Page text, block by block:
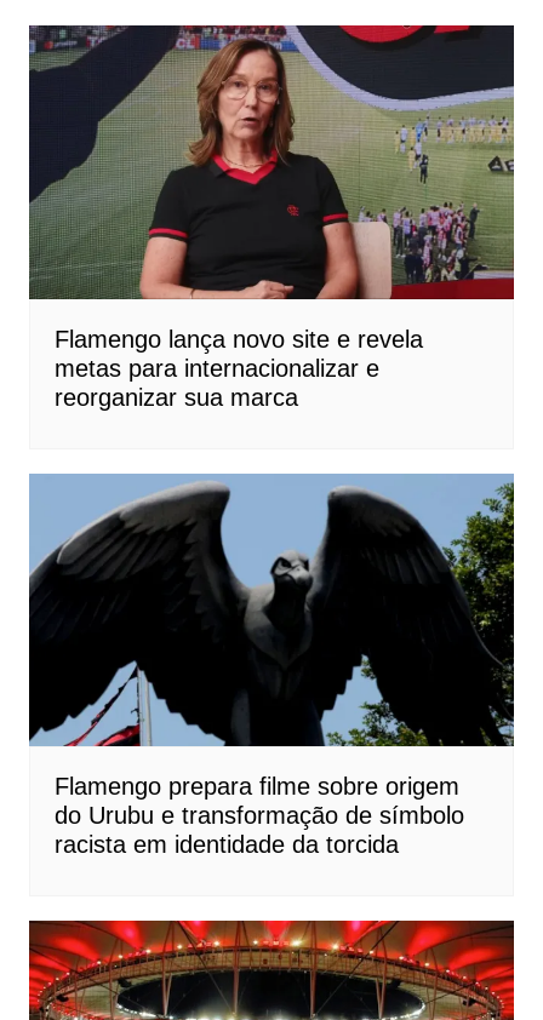
Flamengo lança novo site e revela
metas para internacionalizar e
reorganizar sua marca
Flamengo prepara filme sobre origem
do Urubu e transformação de símbolo
racista em identidade da torcida